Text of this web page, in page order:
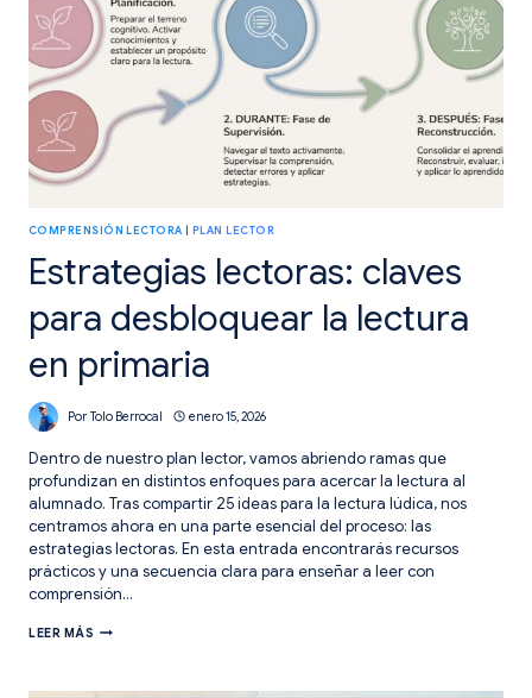
COMPRENSIÓN LECTORA PLAN LECTOR
Estrategias lectoras: claves
para desbloquear la lectura
en primaria
Por Tolo Berrocal enero 15, 2026
Dentro de nuestro plan lector, vamos abriendo ramas que
profundizan en distintos enfoques para acercar la lectura al
alumnado. Tras compartir 25 ideas para la lectura lúdica, nos
centramos ahora en una parte esencial del proceso: las
estrategias lectoras. En esta entrada encontrarás recursos
prácticos y una secuencia clara para enseñar a leer con
comprensión…
LEER MÁS ESTRATEGIAS